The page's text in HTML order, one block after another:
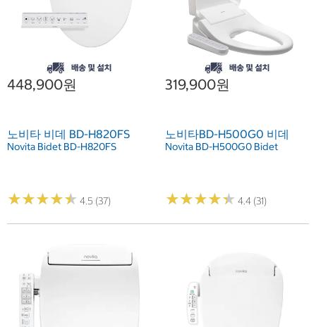
448,900원
노비타 비데 BD-H820FS
Novita Bidet BD-H820FS
★★★★★
★★★★★ 4.5 (37)
319,900원
노비타BD-H500G0 비데
Novita BD-H500G0 Bidet
★★★★★
★★★★★ 4.4 (31)